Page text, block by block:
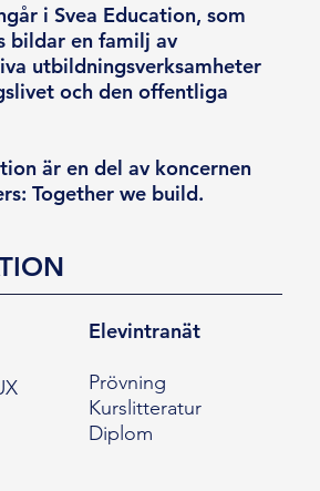
i Svea Education, som
bildar en familj av
utbildningsverksamheter
och den offentliga
är en del av koncernen
Together we build.
Elevintranät
Prövning
Kurslitteratur
Diplom